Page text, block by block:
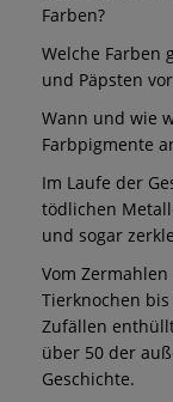
Farben?
Welche Farben
und Päpsten
Wann und wie
Farbpigmente
Im Laufe der
tödlichen
und sogar
Vom
Tierknochen
Zufällen
über 50 der
Geschichte.